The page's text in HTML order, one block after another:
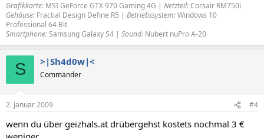
Grafikkarte: MSI GeForce GTX 970 Gaming 4G | Netzteil:Corsair RM750i
Gehäuse: Fractial Design Define R5 | Betriebssystem:Windows 10
Professional 64 Bit
Smartphone:Samsung Galaxy S4 | Sound: Nubert nuPro A-20
S >|Sh4d0w|<
Commander
2. Januar 2009 #4
wenn du über geizhals.at drübergehst kostets nochmal 3 €